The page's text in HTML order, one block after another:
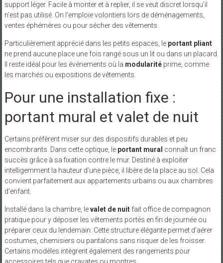
support léger. Facile à monter et à replier, il se veut discret lorsqu’il
n’est pas utilisé. On l’emploie volontiers lors de déménagements,
ventes éphémères ou pour sécher des vêtements.
Particulièrement apprécié dans les petits espaces, le portant pliant
ne prend aucune place une fois rangé sous un lit ou dans un placard.
Il reste idéal pour les événements où la modularitéprime, comme
les marchés ou expositions de vêtements.
Pour une installation fixe :
portant mural et valet de nuit
Certains préfèrent miser sur des dispositifs durables et peu
encombrants. Dans cette optique, le portant mural connaît un franc
succès grâce à sa fixation contre le mur. Destiné à exploiter
intelligemment la hauteur d’une pièce, il libère de la place au sol. Cela
convient parfaitement aux appartements urbains ou aux chambres
d’enfant.
Installé dans la chambre, levalet de nuitfait office de compagnon
pratique pour y déposer les vêtements portés en fin de journée ou
préparer ceux du lendemain. Cette structure élégante permet d’aérer
costumes, chemisiers ou pantalons sans risquer de les froisser.
Certains modèles intègrent également des rangements pour